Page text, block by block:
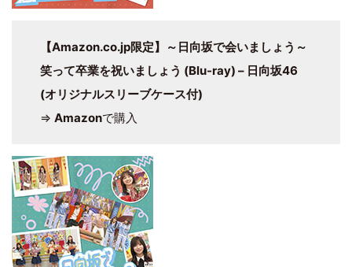
【Amazon.co.jp限定】～日向坂で会いましょう～
笑って卒業を祝いましょう (Blu-ray) – 日向坂46
(オリジナルスリーブケース付)
⇒ Amazonで購入